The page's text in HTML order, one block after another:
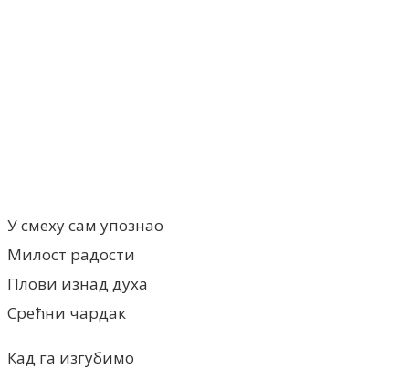
У смеху сам упознао
Милост радости
Плови изнад духа
Срећни чардак
Кад га изгубимо